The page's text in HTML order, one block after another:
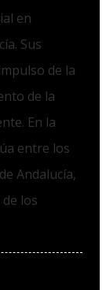
en
Sus
de la
de la
En la
entre los
Andalucía,
los